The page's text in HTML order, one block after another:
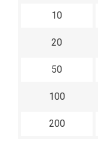
10
20
50
100
200